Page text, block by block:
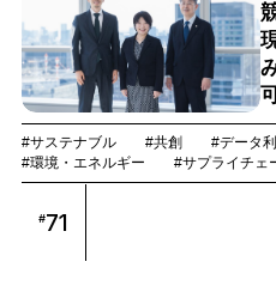
#サステナブル #共創 #データ
#環境・エネルギー
#サプライチェ
#71